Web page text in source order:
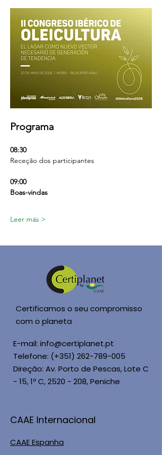
Programa
08:30
Receção dos participantes
09:00
Boas-vindas
Leer más >
Certificamos o seu compromisso
com o planeta
E-mail: info@certiplanet.pt
Telefone: (+351) 262-789-005
Direção: Av. Porto de Pescas, Lote C
- 15, 1º C,2520 - 208, Peniche
CAAE Internacional
CAAE Espanha